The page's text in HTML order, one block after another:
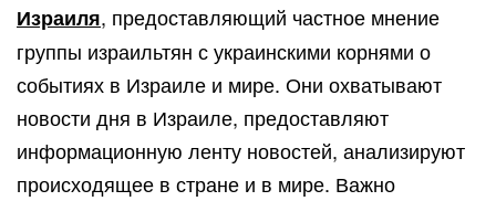
Израиля, предоставляющий частное мнение
группы израильтян с украинскими корнями о
событиях в Израиле и мире. Они охватывают
новости дня в Израиле, предоставляют
информационную ленту новостей, анализируют
происходящее в стране и в мире. Важно